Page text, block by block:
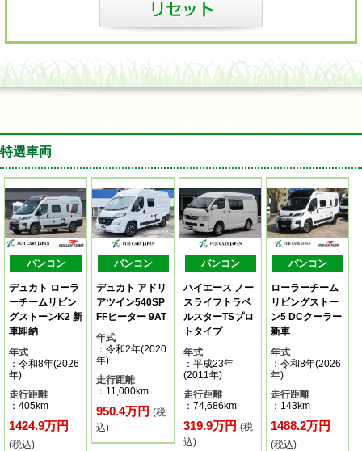
特選車両
バンコン
デュカト ローラ
ーチームリビン
グストーンK2 新
車即納
年式
：令和8年(2026
年)
走行距離
：405km
1424.9万円
(税込)
バンコン
デュカト アドリ
アツイン540SP
FFヒーター 9AT
年式
：令和2年(2020
年)
走行距離
：11,000km
950.4万円(税
込)
バンコン
ハイエース ノー
スライフトラベ
ルスターTSプロ
トタイプ
年式
：平成23年
(2011年)
走行距離
：74,686km
319.9万円(税
込)
バンコン
ローラーチーム
リビングストー
ン5 DCクーラー
新車
年式
：令和8年(2026
年)
走行距離
：143km
1488.2万円
(税込)